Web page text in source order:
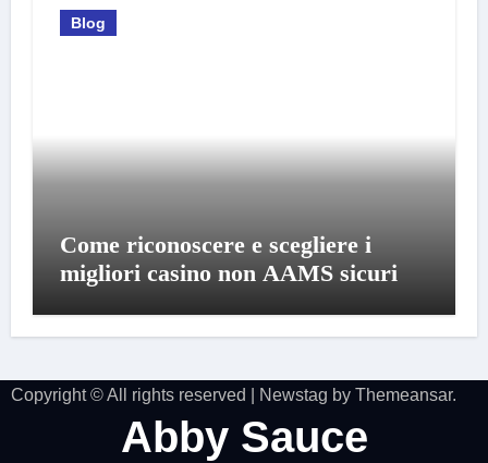
Blog
Come riconoscere e scegliere i
migliori casino non AAMS sicuri
Copyright © All rights reserved Newstag by Themeansar.
Abby Sauce